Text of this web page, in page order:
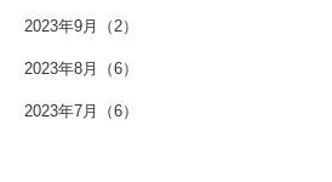
2023年9月（2）
2023年8月（6）
2023年7月（6）